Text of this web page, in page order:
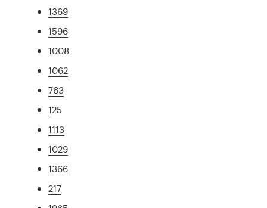
1369
1596
1008
1062
763
125
1113
1029
1366
217